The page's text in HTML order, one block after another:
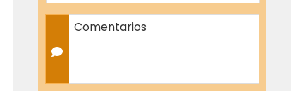
Comentarios